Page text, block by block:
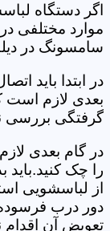
اگر دستگاه
موارد مختلفی
سامسونگ در
در ابتدا باید
بعدی لازم است
گرفتگی بررسی
در گام بعدی
را چک
از لباسشویی
دور درب
تعویض آن اقدام